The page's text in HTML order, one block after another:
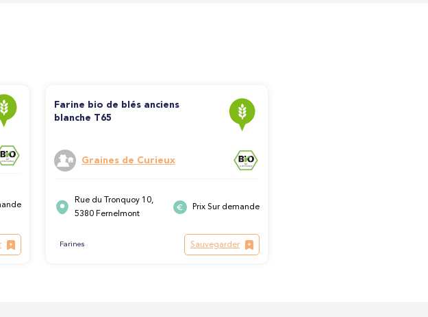
Farine bio de blés anciens
blanche T65
Graines de Curieux
Rue du Tronquoy 10,
5380 Fernelmont
Prix Sur demande
Farines Sauvegarder